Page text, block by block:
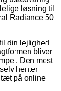
løsning til
Radiance 50
din lejlighed
bliver
Den mest
henter
på online